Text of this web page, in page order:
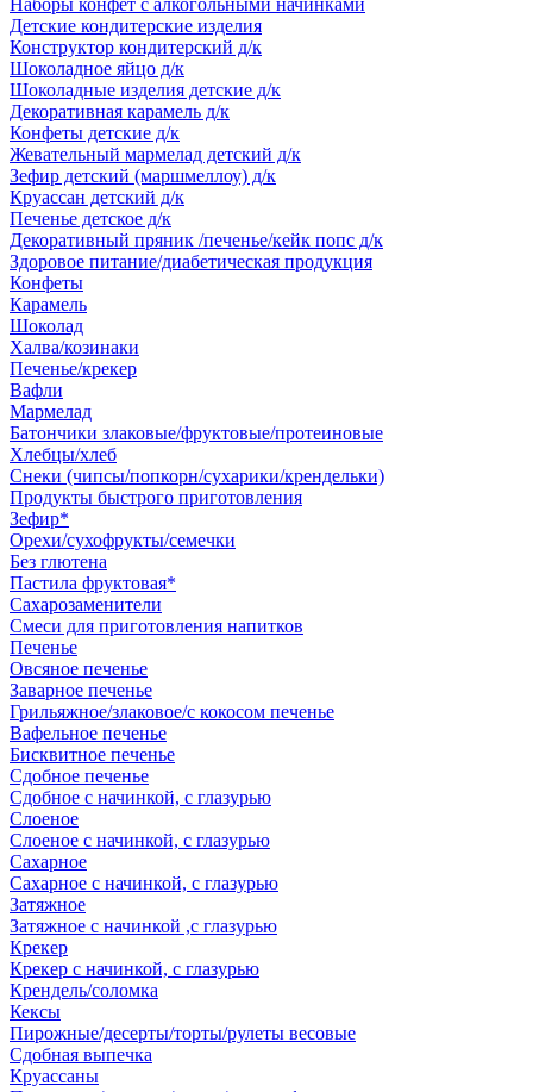
Наборы конфет с алкогольными начинками
Детские кондитерские изделия
Конструктор кондитерский д/к
Шоколадное яйцо д/к
Шоколадные изделия детские д/к
Декоративная карамель д/к
Конфеты детские д/к
Жевательный мармелад детский д/к
Зефир детский (маршмеллоу) д/к
Круассан детский д/к
Печенье детское д/к
Декоративный пряник /печенье/кейк попс д/к
Здоровое питание/диабетическая продукция
Конфеты
Карамель
Шоколад
Халва/козинаки
Печенье/крекер
Вафли
Мармелад
Батончики злаковые/фруктовые/протеиновые
Хлебцы/хлеб
Снеки (чипсы/попкорн/сухарики/крендельки)
Продукты быстрого приготовления
Зефир*
Орехи/сухофрукты/семечки
Без глютена
Пастила фруктовая*
Сахарозаменители
Смеси для приготовления напитков
Печенье
Овсяное печенье
Заварное печенье
Грильяжное/злаковое/с кокосом печенье
Вафельное печенье
Бисквитное печенье
Сдобное печенье
Сдобное с начинкой, с глазурью
Слоеное
Слоеное с начинкой, с глазурью
Сахарное
Сахарное с начинкой, с глазурью
Затяжное
Затяжное с начинкой ,с глазурью
Крекер
Крекер с начинкой, с глазурью
Крендель/соломка
Кексы
Пирожные/десерты/торты/рулеты весовые
Сдобная выпечка
Круассаны